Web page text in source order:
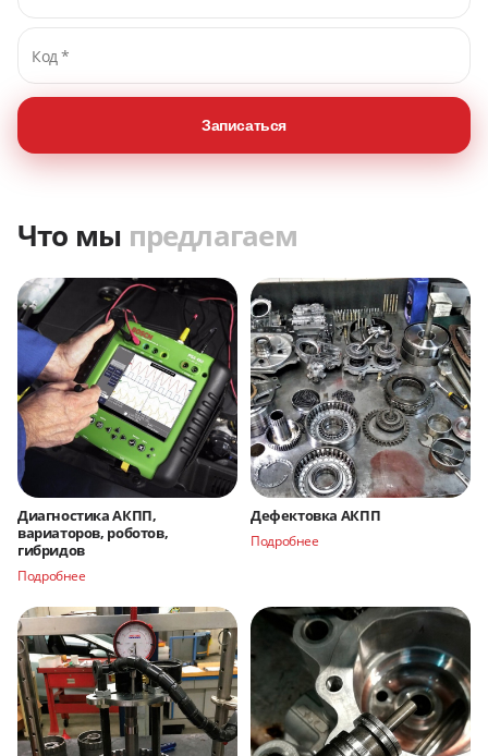
Записаться
Что мы предлагаем
Диагностика АКПП,
вариаторов, роботов,
гибридов
Подробнее
Дефектовка АКПП
Подробнее